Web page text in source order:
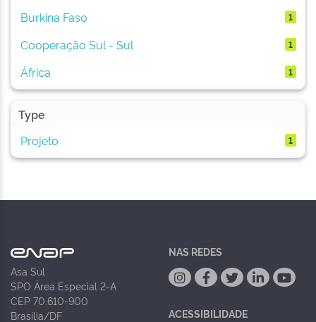
Burkina Faso 1
Cooperação Sul - Sul 1
África 1
Type
Projeto
1
Asa Sul
SPO Área Especial 2-A
CEP 70.610-900
Brasília/DF
NAS REDES
ACESSIBILIDADE